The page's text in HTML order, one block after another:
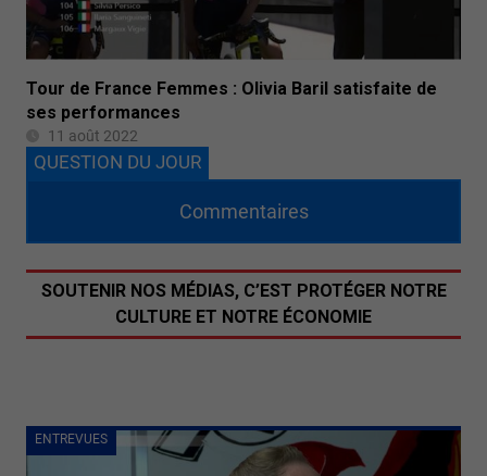
Tour de France Femmes : Olivia Baril satisfaite de
ses performances
11 août 2022
ENTREVUES
QUESTION DU JOUR
Commentaires
SOUTENIR NOS MÉDIAS, C’EST PROTÉGER NOTRE
CULTURE ET NOTRE ÉCONOMIE